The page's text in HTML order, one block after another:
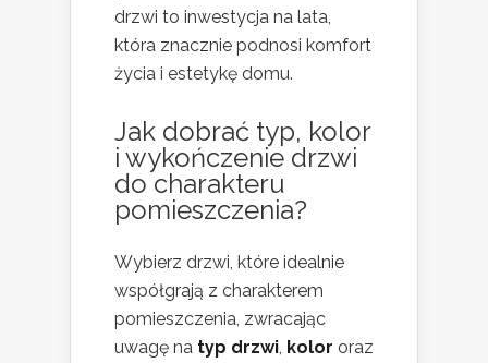
drzwi to inwestycja na lata,
która znacznie podnosi komfort
życia i estetykę domu.
Jak dobrać typ, kolor
i wykończenie drzwi
do charakteru
pomieszczenia?
Wybierz drzwi, które idealnie
współgrają z charakterem
pomieszczenia, zwracając
uwagę na typ drzwi, kolor oraz